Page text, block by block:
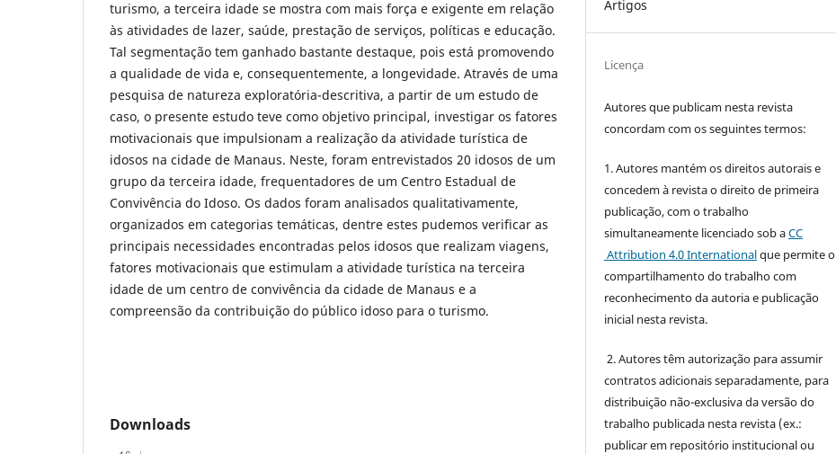
turismo, a terceira idade se mostra com mais força e exigente em relação
às atividades de lazer, saúde, prestação de serviços, políticas e educação.
Tal segmentação tem ganhado bastante destaque, pois está promovendo
a qualidade de vida e, consequentemente, a longevidade. Através de uma
pesquisa de natureza exploratória-descritiva, a partir de um estudo de
caso, o presente estudo teve como objetivo principal, investigar os fatores
motivacionais que impulsionam a realização da atividade turística de
idosos na cidade de Manaus. Neste, foram entrevistados 20 idosos de um
grupo da terceira idade, frequentadores de um Centro Estadual de
Convivência do Idoso. Os dados foram analisados qualitativamente,
organizados em categorias temáticas, dentre estes pudemos verificar as
principais necessidades encontradas pelos idosos que realizam viagens,
fatores motivacionais que estimulam a atividade turística na terceira
idade de um centro de convivência da cidade de Manaus e a
compreensão da contribuição do público idoso para o turismo.
Downloads
Artigos
Licença
Autores que publicam nesta revista
concordam com os seguintes termos:
1. Autores mantém os direitos autorais e
concedem à revista o direito de primeira
publicação, com o trabalho
simultaneamente licenciado sob aCC
Attribution 4.0 Internationalque permite o
compartilhamento do trabalho com
reconhecimento da autoria e publicação
inicial nesta revista.
2. Autores têm autorização para assumir
contratos adicionais separadamente, para
distribuição não-exclusiva da versão do
trabalho publicada nesta revista (ex.:
publicar em repositório institucional ou